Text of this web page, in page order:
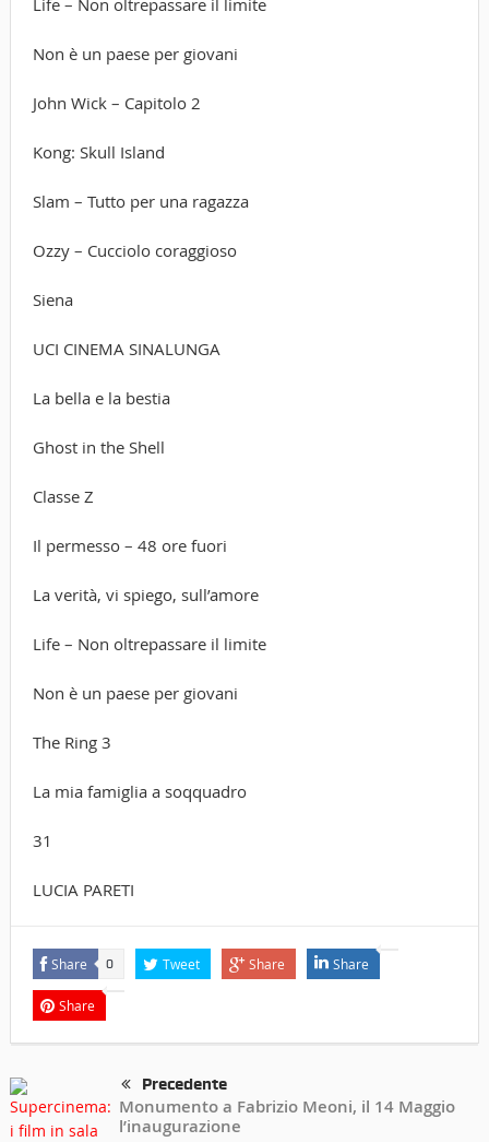
Non è un paese per giovani
John Wick – Capitolo 2
Kong: Skull Island
Slam – Tutto per una ragazza
Ozzy – Cucciolo coraggioso
Siena
UCI CINEMA SINALUNGA
La bella e la bestia
Ghost in the Shell
Classe Z
Il permesso – 48 ore fuori
La verità, vi spiego, sull’amore
Life – Non oltrepassare il limite
Non è un paese per giovani
The Ring 3
La mia famiglia a soqquadro
31
LUCIA PARETI
Share 0 Tweet Share Share
Share
Precedente
Monumento a Fabrizio Meoni, il 14 Maggio
l’inaugurazione